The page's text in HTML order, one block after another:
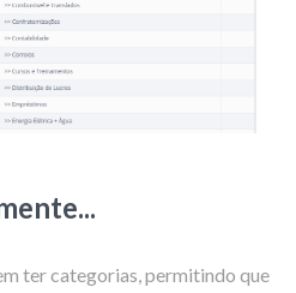
ter categorias, permitindo que